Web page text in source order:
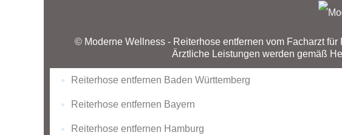
© Moderne Wellness - Reiterhose entfernen vom Facharzt
Ärztliche Leistungen werden gemäß
Reiterhose entfernen Baden Württemberg
Reiterhose entfernen Bayern
Reiterhose entfernen Hamburg